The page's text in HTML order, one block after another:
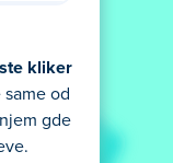
kliker
od
gde